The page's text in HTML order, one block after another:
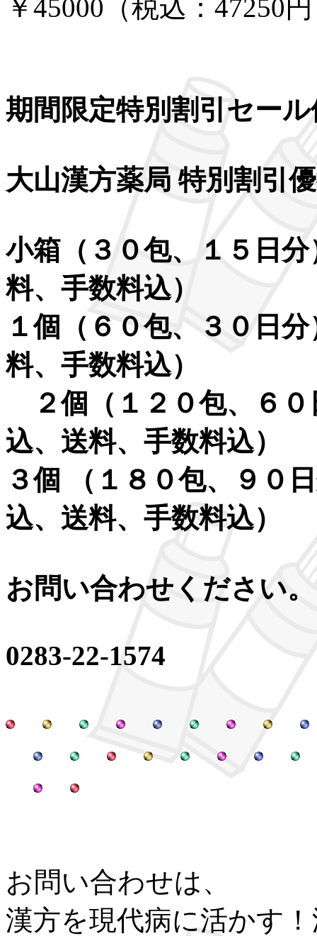
￥45000（税込：47250
期間限定特別割引セー
大山漢方薬局 特別割引
小箱（３０包、１５日
料、手数料込）
１個（６０包、３０日
料、手数料込）
２個（１２０包、６
込、送料、手数料込）
３個 （１８０包、９０
込、送料、手数料込）
お問い合わせください。
0283-22-1574
お問い合わせは、
漢方を現代病に活かす